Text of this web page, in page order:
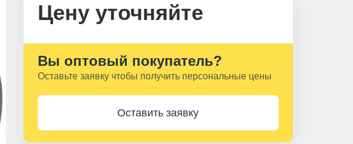
Цену уточняйте
Вы оптовый покупатель?
Оставьте заявку чтобы получить персональные цены
Оставить заявку